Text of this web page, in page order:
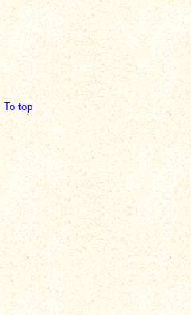
To top